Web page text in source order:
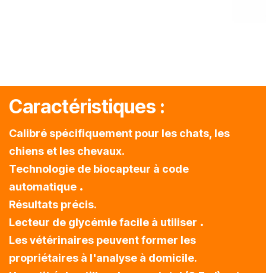
Caractéristiques :
Calibré spécifiquement pour les chats, les
chiens et les chevaux.
Technologie de biocapteur à code
automatique .
Résultats précis.
Lecteur de glycémie facile à utiliser .
Les vétérinaires peuvent former les
propriétaires à l'analyse à domicile.